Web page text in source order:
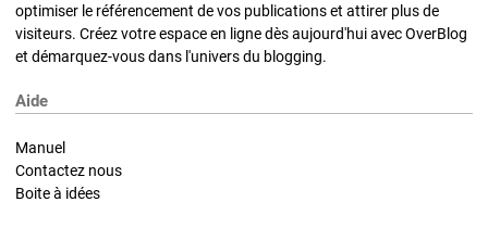
optimiser le référencement de vos publications et attirer plus de
visiteurs. Créez votre espace en ligne dès aujourd'hui avec OverBlog
et démarquez-vous dans l'univers du blogging.
Aide
Manuel
Contactez nous
Boite à idées